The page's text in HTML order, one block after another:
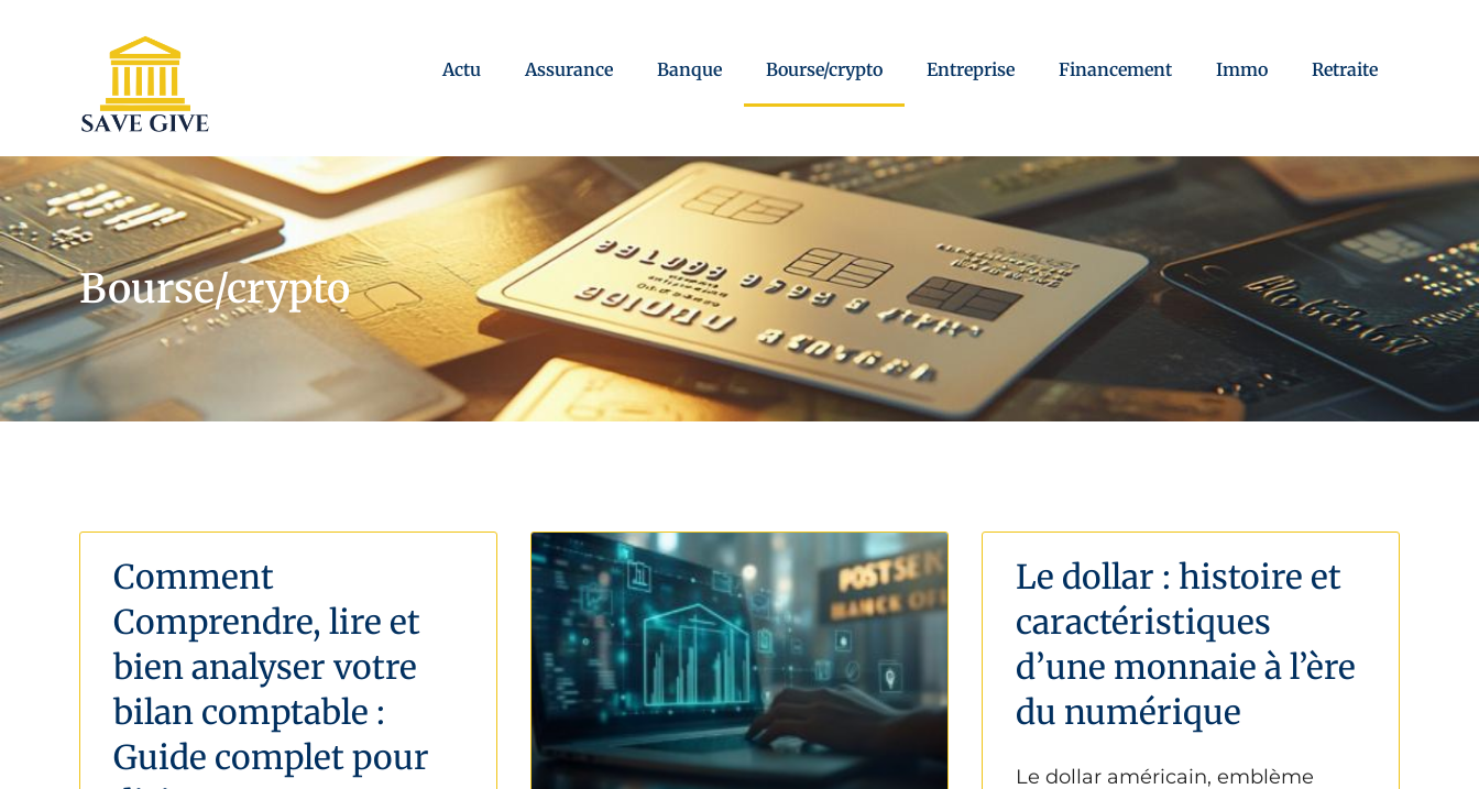
Actu Assurance Banque Bourse/crypto Entreprise Financement Immo Retraite
Bourse/crypto
Comment
Comprendre, lire et
bien analyser votre
bilan comptable :
Guide complet pour
Le dollar : histoire et
caractéristiques
d’une monnaie à l’ère
du numérique
Le dollar américain, emblème